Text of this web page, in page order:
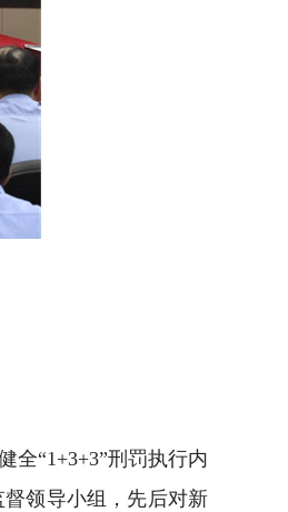
“1+3+3”刑罚执行内
领导小组，先后对新